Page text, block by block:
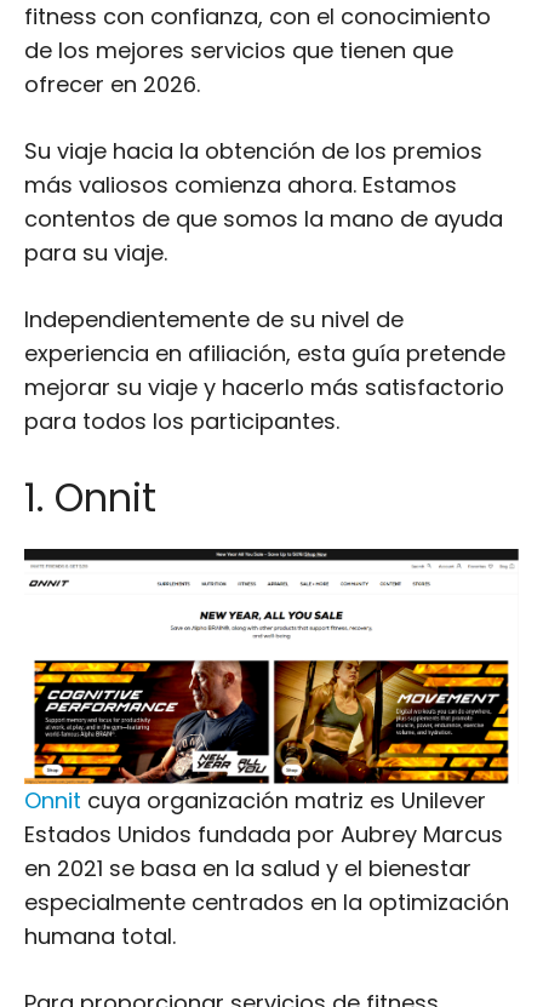
fitness con confianza, con el conocimiento
de los mejores servicios que tienen que
ofrecer en 2026.
Su viaje hacia la obtención de los premios
más valiosos comienza ahora. Estamos
contentos de que somos la mano de ayuda
para su viaje.
Independientemente de su nivel de
experiencia en afiliación, esta guía pretende
mejorar su viaje y hacerlo más satisfactorio
para todos los participantes.
1. Onnit
Onnit cuya organización matriz es Unilever
Estados Unidos fundada por Aubrey Marcus
en 2021 se basa en la salud y el bienestar
especialmente centrados en la optimización
humana total.